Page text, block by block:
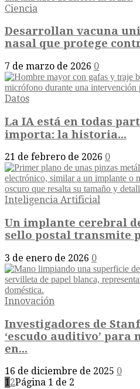
Ciencia
Desarrollan vacuna
nasal que protege
7 de marzo de 2026 0
Datos
La IA está en todas
importa: la historia...
21 de febrero de 2026 0
Inteligencia Artificial
Un implante cerebral
sello postal transmite
3 de enero de 2026 0
Innovación
Investigadores de
‘escudo auditivo’
en...
16 de diciembre de 2025 0
12Página 1 de 2